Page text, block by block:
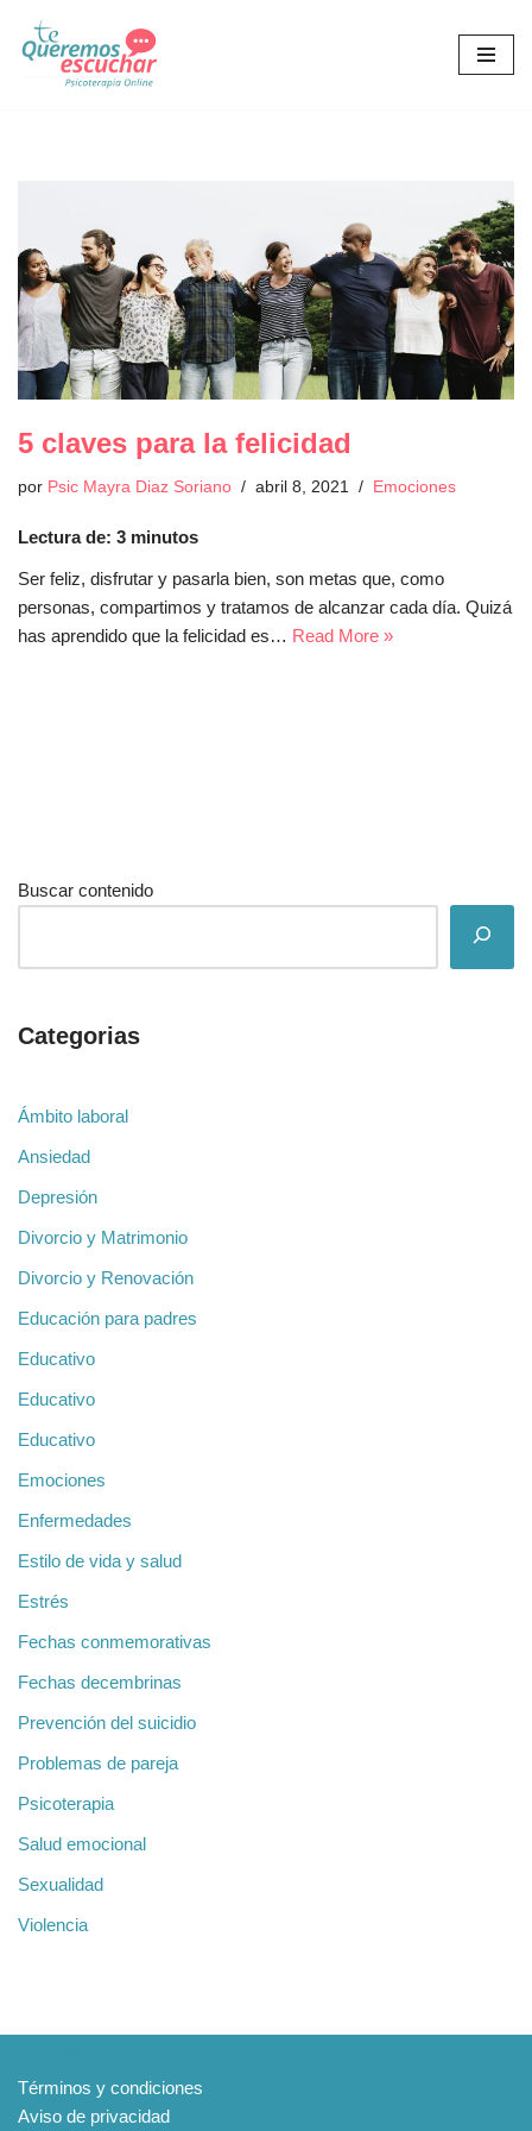
Saltar
5 claves para la felicidad
por Psic Mayra Diaz Soriano abril 8, 2021 Emociones
Lectura de: 3 minutos
Ser feliz, disfrutar y pasarla bien, son metas que, como
personas, compartimos y tratamos de alcanzar cada día. Quizá
has aprendido que la felicidad es… Read More »
Buscar contenido
Categorias
Ámbito laboral
Ansiedad
Depresión
Divorcio y Matrimonio
Divorcio y Renovación
Educación para padres
Educativo
Educativo
Educativo
Emociones
Enfermedades
Estilo de vida y salud
Estrés
Fechas conmemorativas
Fechas decembrinas
Prevención del suicidio
Problemas de pareja
Psicoterapia
Salud emocional
Sexualidad
Violencia
Términos y condiciones
Aviso de privacidad